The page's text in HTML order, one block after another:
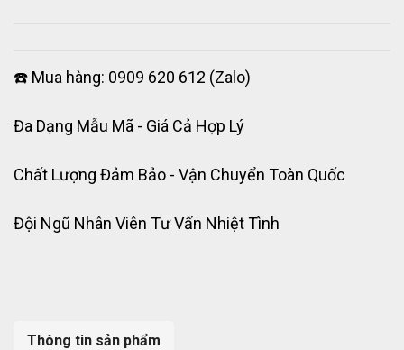
☎️ Mua hàng: 0909 620 612 (Zalo)
Đa Dạng Mẫu Mã - Giá Cả Hợp Lý
Chất Lượng Đảm Bảo - Vận Chuyển Toàn Quốc
Đội Ngũ Nhân Viên Tư Vấn Nhiệt Tình
Thông tin sản phẩm